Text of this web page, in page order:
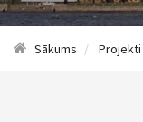
Sākums Projekti